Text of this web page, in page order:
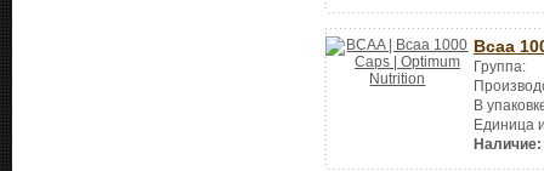
Bcaa
Группа:
В
Единица
Наличие: